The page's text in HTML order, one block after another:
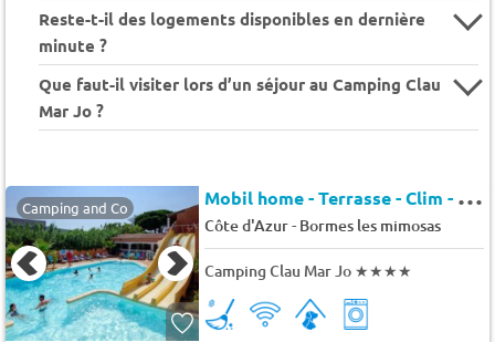
Reste-t-il des logements disponibles en dernière
minute ?
Que faut-il visiter lors d’un séjour au Camping Clau
Mar Jo ?
Camping and Co M
obil home - Terrasse - Clim - TV 8 pers.
Côte d'Azur- Bormes les mimosas
Camping Clau Mar Jo ★★★★